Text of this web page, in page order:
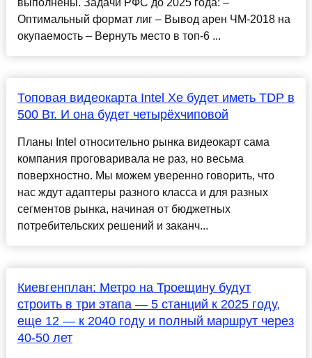
Оптимальный формат лиг – Вывод арен ЧМ-2018 на
окупаемость – Вернуть место в топ-6 ...
Топовая видеокарта Intel Xe будет иметь TDP в
500 Вт. И она будет четырёхчиповой
Планы Intel относительно рынка видеокарт сама
компания проговаривала не раз, но весьма
поверхностно. Мы можем уверенно говорить, что
нас ждут адаптеры разного класса и для разных
сегментов рынка, начиная от бюджетных
потребительских решений и заканч...
Киевгенплан: Метро на Троещину будут
строить в три этапа — 5 станций к 2025 году,
еще 12 — к 2040 году и полный маршрут через
40-50 лет